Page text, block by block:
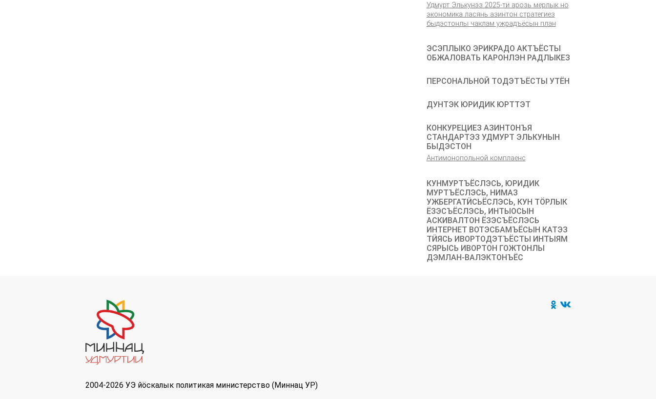
Удмурт Элькунэз 2025-тӥ арозь мерлык но
экономика ласянь азинтон стратегиез
быдэстонлы чаклам ужрадъёсын план
ЭСЭПЛЫКО ЭРИКРАДО АКТЪЁСТЫ
ОБЖАЛОВАТЬ КАРОНЛЭН РАДЛЫКЕЗ
ПЕРСОНАЛЬНОЙ ТОДЭТЪЁСТЫ УТЁН
ДУНТЭК ЮРИДИК ЮРТТЭТ
КОНКУРЕЦИЕЗ АЗИНТОНЪЯ
СТАНДАРТЭЗ УДМУРТ ЭЛЬКУНЫН
БЫДЭСТОН
Антимонопольной комплаенс
КУНМУРТЪЁСЛЭСЬ, ЮРИДИК
МУРТЪЁСЛЭСЬ, НИМАЗ
УЖБЕРГАТӤСЬЁСЛЭСЬ, КУН ТӦРЛЫК
ЁЗЭСЪЁСЛЭСЬ, ИНТЫОСЫН
АСКИВАЛТОН ЁЗЭСЪЁСЛЭСЬ
ИНТЕРНЕТ ВОТЭСБАМЪЁСЫН КАТЭЗ
ТӤЯСЬ ИВОРТОДЭТЪЁСТЫ ИНТЫЯМ
СЯРЫСЬ ИВОРТОН ГОЖТОНЛЫ
ДЭМЛАН-ВАЛЭКТОНЪЁС
2004-2026 УЭ йöскалык политикая министерство (Миннац УР)